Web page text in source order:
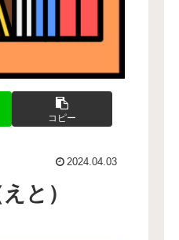
コピー
2024.04.03
と）